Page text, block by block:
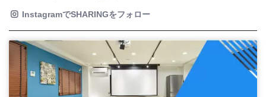
InstagramでSHARINGをフォロー